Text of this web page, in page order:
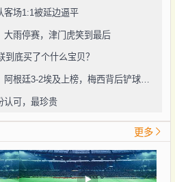
客场1:1被延边逼平
大雨停赛，津门虎笑到最后
底买了个什么宝贝？
马卡盘点世界杯争议时刻：阿根廷3-2埃及上榜，梅西背后铲球竟没吃牌
认可，最珍贵
更多